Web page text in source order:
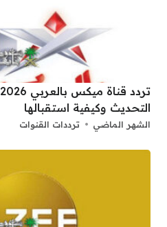
التحديث وكيفية استقبالها
الشهر الماضي ترددات القنوات